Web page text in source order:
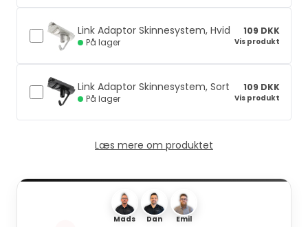
Link Adaptor Skinnesystem, Hvid
På lager
109 DKK
Vis produkt
Link Adaptor Skinnesystem, Sort
På lager
109 DKK
Vis produkt
Læs mere om produktet
Mads Dan Emil